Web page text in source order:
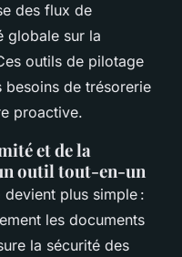
des flux de
globale sur la
outils de pilotage
de trésorerie
proactive.
et de la
outil tout-en-un
devient plus simple :
les documents
la sécurité des